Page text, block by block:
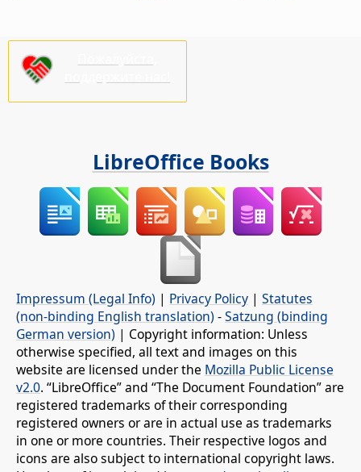
LibreOffice Books
Impressum (Legal Info) | Privacy Policy | Statutes
(non-binding English translation) -Satzung (binding
German version) | Copyright information: Unless
otherwise specified, all text and images on this
website are licensed under the Mozilla Public License
v2.0. “LibreOffice” and “The Document Foundation” are
registered trademarks of their corresponding
registered owners or are in actual use as trademarks
in one or more countries. Their respective logos and
icons are also subject to international copyright laws.